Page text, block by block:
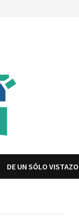
DE UN SÓLO VISTAZO